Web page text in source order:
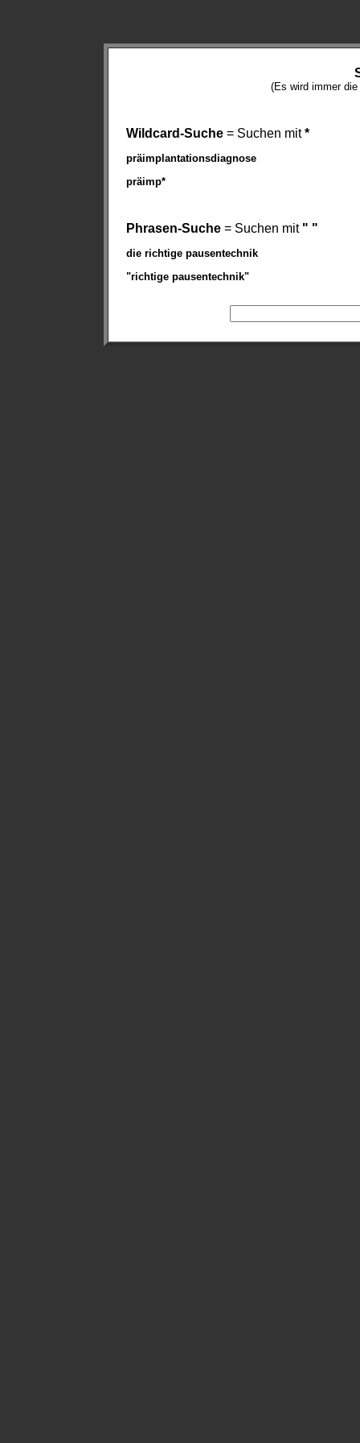
(Es wird immer
Wildcard-Suche= Suchen mit*
präimplantationsdiagnose
präimp*
Phrasen-Suche = Suchen mit " "
die richtige pausentechnik
"richtige pausentechnik"